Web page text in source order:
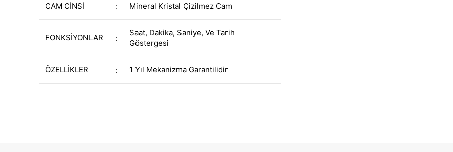
CAM CİNSİ : Mineral Kristal Çizilmez Cam
FONKSİYONLAR :
Saat, Dakika, Saniye, Ve Tarih
Göstergesi
ÖZELLİKLER : 1 Yıl Mekanizma Garantilidir